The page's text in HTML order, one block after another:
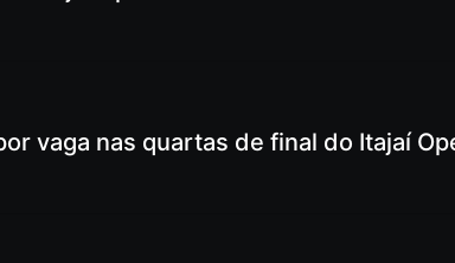
vaga nas quartas de final do Itajaí